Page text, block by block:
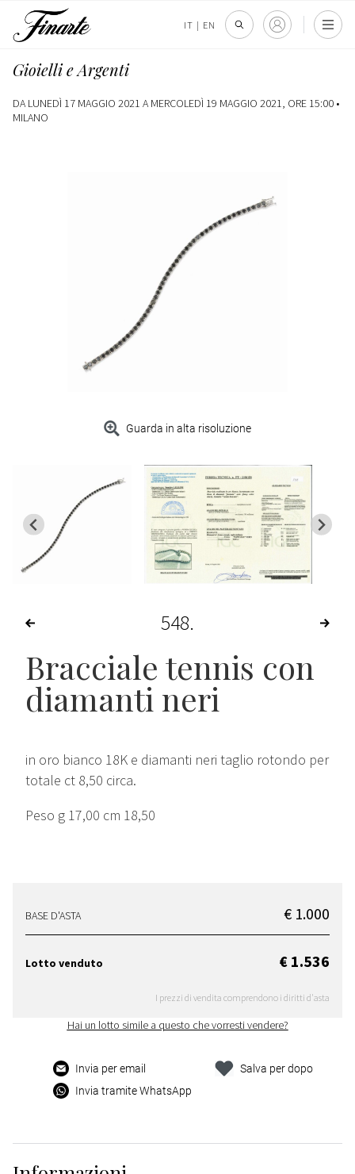
IT | EN
Gioielli e Argenti
DA LUNEDÌ 17 MAGGIO 2021 A MERCOLEDÌ 19 MAGGIO 2021, ORE 15:00 •
MILANO
Guarda in alta risoluzione
548
Bracciale tennis con
diamanti neri
in oro bianco 18K e diamanti neri taglio rotondo per
totale ct 8,50 circa.
Peso g 17,00 cm 18,50
BASE D'ASTA € 1.000
Lotto venduto € 1.536
I prezzi di vendita comprendono i diritti d'asta
Hai un lotto simile a questo che vorresti vendere?
Invia per email
Invia tramite WhatsApp
Salva per dopo